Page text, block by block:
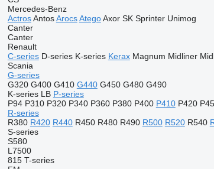
Mercedes-Benz
Actros Antos Arocs Atego Axor SK Sprinter Unimog
Canter
Canter
Renault
C-series D-series K-series Kerax Magnum Midliner
Scania
G-series
G320 G400 G410 G440 G450 G480 G490
K-series LB P-series
P94 P310 P320 P340 P360 P380 P400 P410 P420
R-series
R380 R420 R440 R450 R480 R490 R500 R520 R540
S-series
S580
L7500
815 T-series